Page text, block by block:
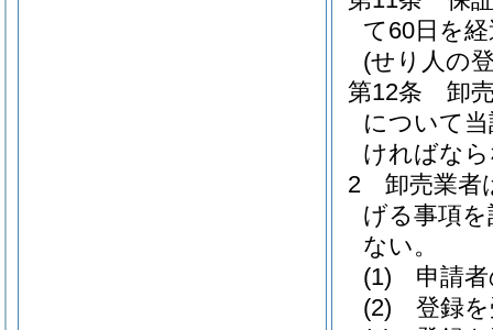
て60日を
(せり人の
第12条
卸
について
ければな
2
卸売業者
げる事項
ない。
(1)
申請
(2)
登録